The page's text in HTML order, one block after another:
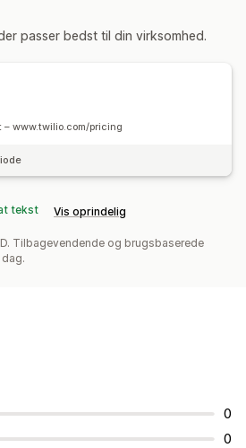
passer bedst til din virksomhed.
www.twilio.com/pricing
tekst Vis oprindelig
Tilbagevendende og brugsbaserede
0
0